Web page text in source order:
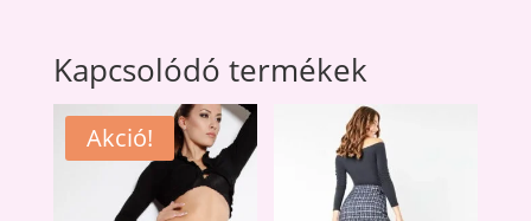
Kapcsolódó termékek
Akció!